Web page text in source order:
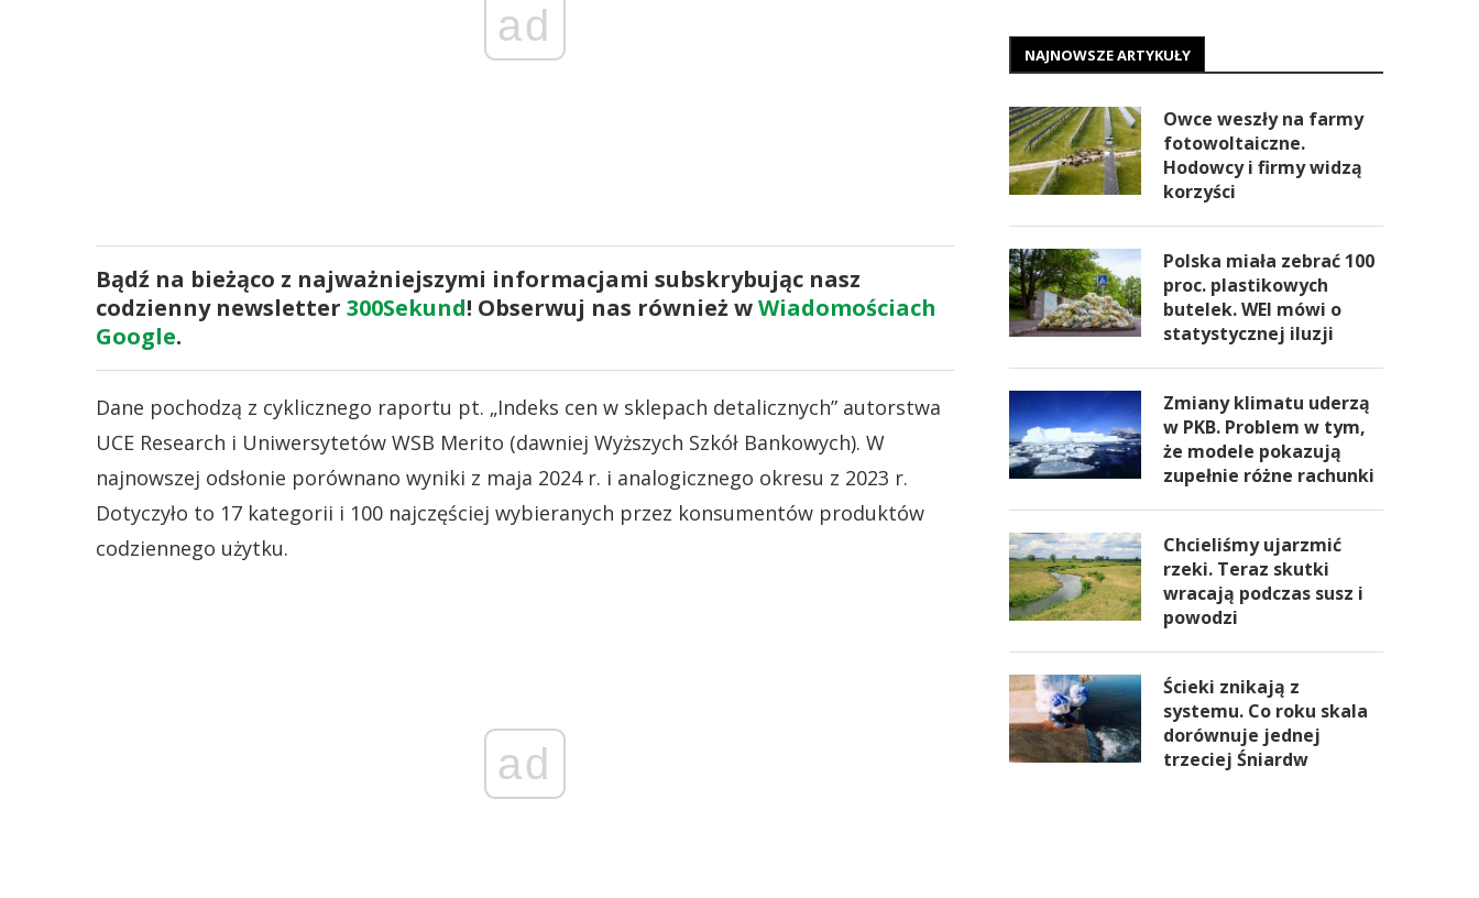
ad
Bądź na bieżąco z najważniejszymi informacjami subskrybując nasz
codzienny newsletter 300Sekund! Obserwuj nas również wWiadomościach
Google.
Dane pochodzą z cyklicznego raportu pt. „Indeks cen w sklepach detalicznych” autorstwa
UCE Research i Uniwersytetów WSB Merito (dawniej Wyższych Szkół Bankowych). W
najnowszej odsłonie porównano wyniki z maja 2024 r. i analogicznego okresu z 2023 r.
Dotyczyło to 17 kategorii i 100 najczęściej wybieranych przez konsumentów produktów
codziennego użytku.
ad
NAJNOWSZE ARTYKUŁY
Owce weszły na farmy
fotowoltaiczne.
Hodowcy i firmy widzą
korzyści
Polska miała zebrać 100
proc. plastikowych
butelek. WEI mówi o
statystycznej iluzji
Zmiany klimatu uderzą
w PKB. Problem w tym,
że modele pokazują
zupełnie różne rachunki
Chcieliśmy ujarzmić
rzeki. Teraz skutki
wracają podczas susz i
powodzi
Ścieki znikają z
systemu. Co roku skala
dorównuje jednej
trzeciej Śniardw